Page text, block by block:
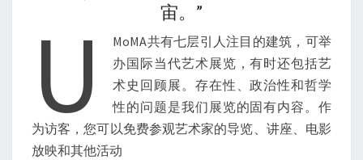
宙。”
U
MoMA共有七层引人注目的建筑，可举
办国际当代艺术展览，有时还包括艺
术史回顾展。存在性、政治性和哲学
性的问题是我们展览的固有内容。作
为访客，您可以免费参观艺术家的导览、讲座、电影
放映和其他活动